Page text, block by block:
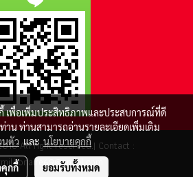
All right reserved.| Contact :
เพื่อเพิ่มประสิทธิภาพและประสบการณ์ที่ดี
าน ท่านสามารถอ่านรายละเอียดเพิ่มเติม
นตัว และนโยบายคุกกี้
กกี้ ยอมรับทั้งหมด